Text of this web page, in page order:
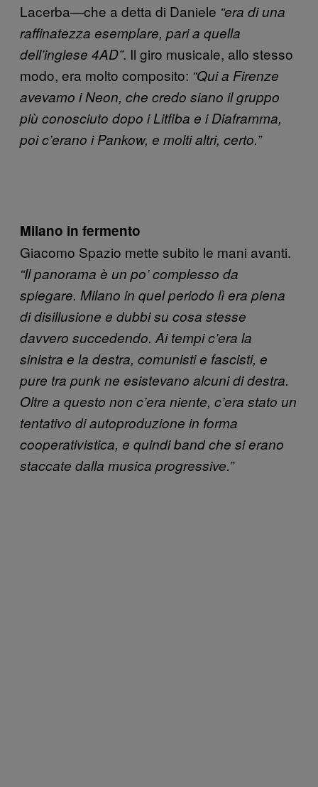
Lacerba—che a detta di Daniele “era di una
raffinatezza esemplare, pari a quella
dell’inglese 4AD”. Il giro musicale, allo stesso
modo, era molto composito: “Qui a Firenze
avevamo i Neon, che credo siano il gruppo
più conosciuto dopo i Litfiba e i Diaframma,
poi c’erano i Pankow, e molti altri, certo.”
Milano in fermento
Giacomo Spazio mette subito le mani avanti.
“Il panorama è un po’ complesso da
spiegare. Milano in quel periodo lì era piena
di disillusione e dubbi su cosa stesse
davvero succedendo. Ai tempi c’era la
sinistra e la destra, comunisti e fascisti, e
pure tra punk ne esistevano alcuni di destra.
Oltre a questo non c’era niente, c’era stato un
tentativo di autoproduzione in forma
cooperativistica, e quindi band che si erano
staccate dalla musica progressive.”